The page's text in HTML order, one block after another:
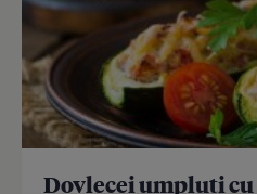
Dovlecei umpluti cu